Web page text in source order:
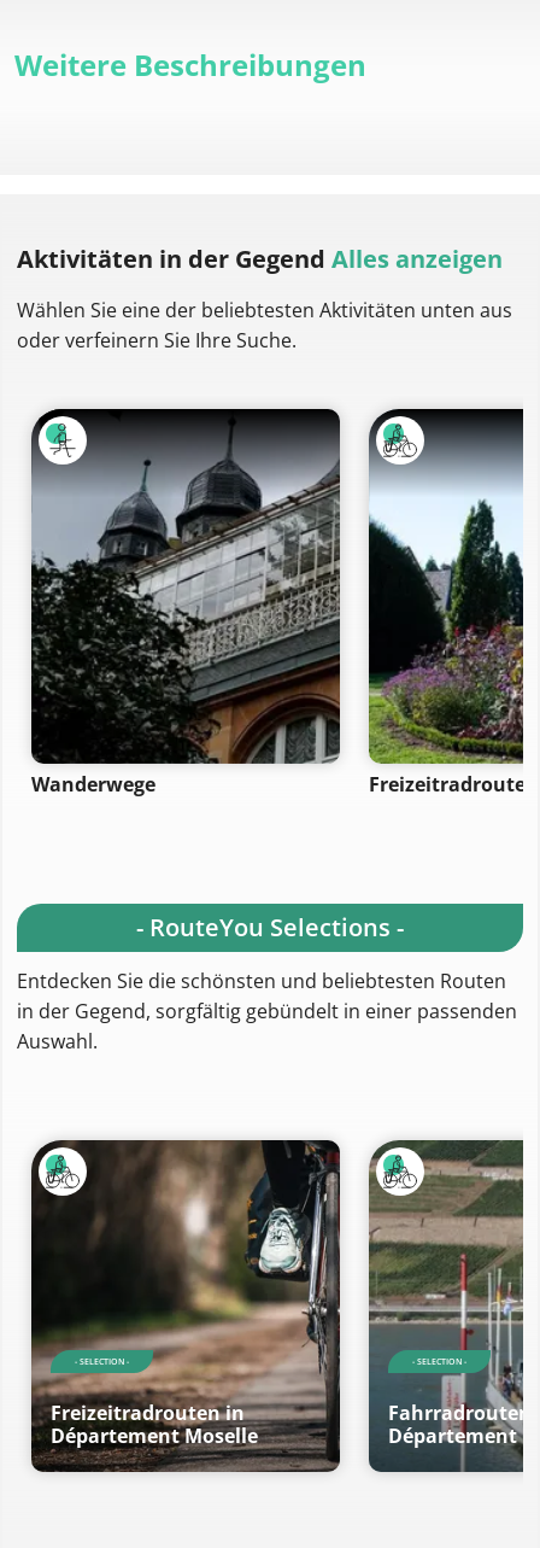
Weitere Beschreibungen
Aktivitäten in der Gegend Alles anzeigen
Wählen Sie eine der beliebtesten Aktivitäten unten aus
oder verfeinern Sie Ihre Suche.
Wanderwege Freizeitradrouten
- RouteYou Selections -
Entdecken Sie die schönsten und beliebtesten Routen
in der Gegend, sorgfältig gebündelt in einer passenden
Auswahl.
- SELECTION -
Freizeitradrouten in
Département Moselle
- SELECTION -
Fahrradrouten
Département